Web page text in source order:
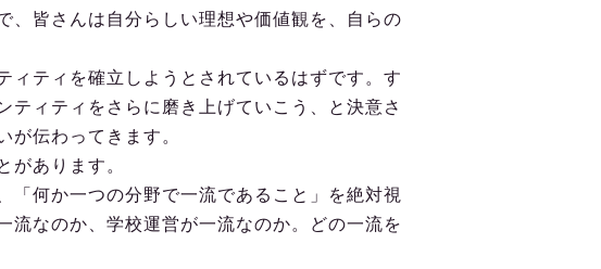
、皆さんは自分らしい理想や価値観を、自らの
ティを確立しようとされているはずです。す
ィティをさらに磨き上げていこう、と決意さ
が伝わってきます。
あります。
何か一つの分野で一流であること」を絶対視
流なのか、学校運営が一流なのか。どの一流を